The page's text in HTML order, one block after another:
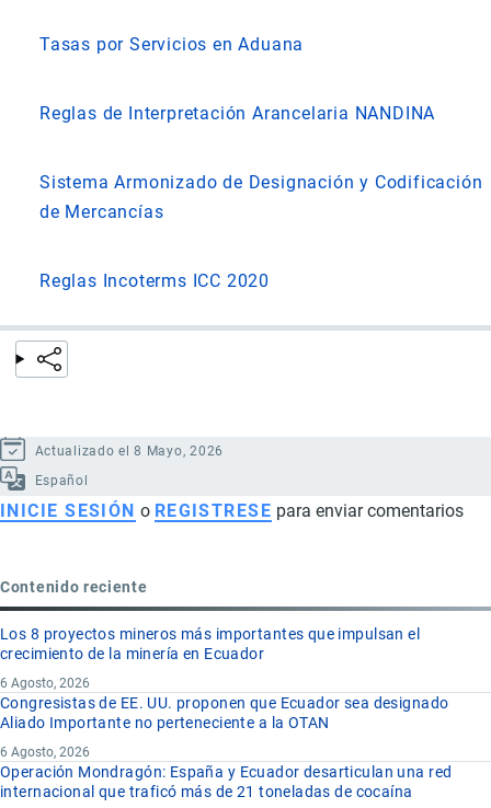
Tasas por Servicios en Aduana
Reglas de Interpretación Arancelaria NANDINA
Sistema Armonizado de Designación y Codificación
de Mercancías
Reglas Incoterms ICC 2020
Actualizado el 8 Mayo, 2026
Español
INICIE SESIÓN o REGISTRESE para enviar comentarios
Contenido reciente
Los 8 proyectos mineros más importantes que impulsan el
crecimiento de la minería en Ecuador
6 Agosto, 2026
Congresistas de EE. UU. proponen que Ecuador sea designado
Aliado Importante no perteneciente a la OTAN
6 Agosto, 2026
Operación Mondragón: España y Ecuador desarticulan una red
internacional que traficó más de 21 toneladas de cocaína